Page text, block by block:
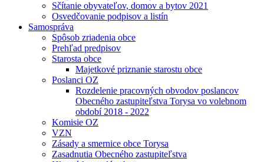
Sčítanie obyvateľov, domov a bytov 2021
Osvedčovanie podpisov a listín
Samospráva
Spôsob zriadenia obce
Prehľad predpisov
Starosta obce
Majetkové priznanie starostu obce
Poslanci OZ
Rozdelenie pracovných obvodov poslancov
Obecného zastupiteľstva Torysa vo volebnom
období 2018 - 2022
Komisie OZ
VZN
Zásady a smernice obce Torysa
Zasadnutia Obecného zastupiteľstva